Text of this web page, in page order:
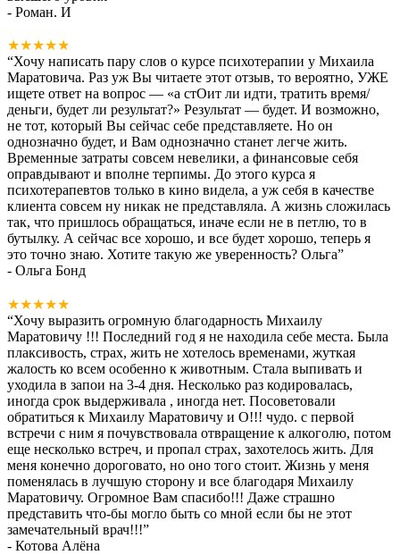
- Роман. И
★★★★★
“Хочу написать пару слов о курсе психотерапии у Михаила
Маратовича. Раз уж Вы читаете этот отзыв, то вероятно, УЖЕ
ищете ответ на вопрос — «а стОит ли идти, тратить время/
деньги, будет ли результат?» Результат — будет. И возможно,
не тот, который Вы сейчас себе представляете. Но он
однозначно будет, и Вам однозначно станет легче жить.
Временные затраты совсем невелики, а финансовые себя
оправдывают и вполне терпимы. До этого курса я
психотерапевтов только в кино видела, а уж себя в качестве
клиента совсем ну никак не представляла. А жизнь сложилась
так, что пришлось обращаться, иначе если не в петлю, то в
бутылку. А сейчас все хорошо, и все будет хорошо, теперь я
это точно знаю. Хотите такую же уверенность? Ольга”
- Ольга Бонд
★★★★★
“Хочу выразить огромную благодарность Михаилу
Маратовичу !!! Последний год я не находила себе места. Была
плаксивость, страх, жить не хотелось временами, жуткая
жалость ко всем особенно к животным. Стала выпивать и
уходила в запои на 3-4 дня. Несколько раз кодировалась,
иногда срок выдерживала , иногда нет. Посоветовали
обратиться к Михаилу Маратовичу и О!!! чудо. с первой
встречи с ним я почувствовала отвращение к алкоголю, потом
еще несколько встреч, и пропал страх, захотелось жить. Для
меня конечно дороговато, но оно того стоит. Жизнь у меня
поменялась в лучшую сторону и все благодаря Михаилу
Маратовичу. Огромное Вам спасибо!!! Даже страшно
представить что-бы могло быть со мной если бы не этот
замечательный врач!!!”
- Котова Алёна